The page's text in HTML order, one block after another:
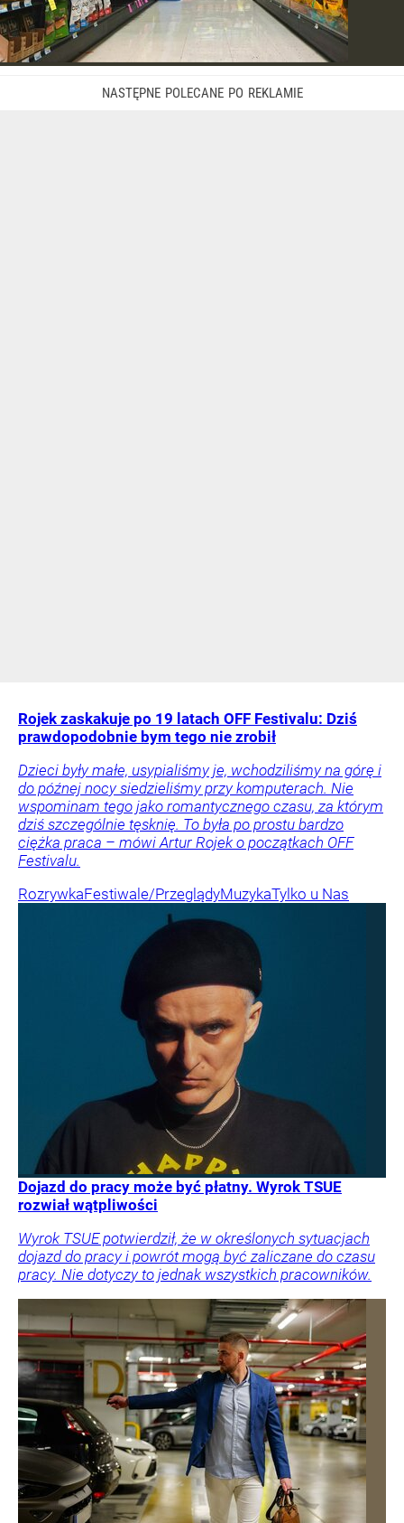
Rojek zaskakuje po 19 latach OFF Festivalu: Dziś
prawdopodobnie bym tego nie zrobił
Dzieci były małe, usypialiśmy je, wchodziliśmy na górę i
do późnej nocy siedzieliśmy przy komputerach. Nie
wspominam tego jako romantycznego czasu, za którym
dziś szczególnie tęsknię. To była po prostu bardzo
ciężka praca – mówi Artur Rojek o początkach OFF
Festivalu.
RozrywkaFestiwale/PrzeglądyMuzykaTylko u Nas
Dojazd do pracy może być płatny. Wyrok TSUE
rozwiał wątpliwości
Wyrok TSUE potwierdził, że w określonych sytuacjach
dojazd do pracy i powrót mogą być zaliczane do czasu
pracy. Nie dotyczy to jednak wszystkich pracowników.